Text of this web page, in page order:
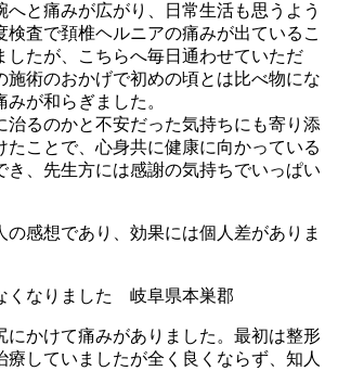
へと痛みが広がり、日常生活も思うよう
検査で頚椎ヘルニアの痛みが出ているこ
したが、こちらへ毎日通わせていただ
施術のおかげで初めの頃とは比べ物にな
みが和らぎました。
治るのかと不安だった気持ちにも寄り添
たことで、心身共に健康に向かっている
き、先生方には感謝の気持ちでいっぱい
感想であり、効果には個人差がありま
くなりました 岐阜県本巣郡
にかけて痛みがありました。最初は整形
療していましたが全く良くならず、知人